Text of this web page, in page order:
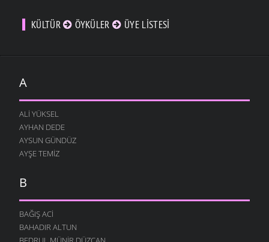
KÜLTÜR ÖYKÜLER ÜYE LISTESI
A
ALI YÜKSEL
AYHAN DEDE
AYSUN GÜNDÜZ
AYŞE TEMIZ
B
BAĞIŞ ACI
BAHADIR ALTUN